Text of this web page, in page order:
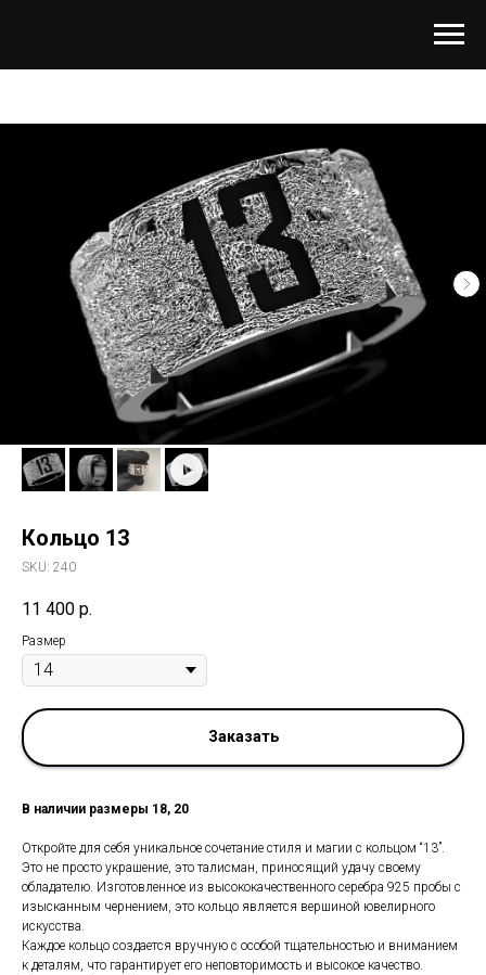
Кольцо 13
SKU: 240
11 400 р.
Размер
Заказать
В наличии размеры 18, 20
Откройте для себя уникальное сочетание стиля и магии с кольцом “13”.
Это не просто украшение, это талисман, приносящий удачу своему
обладателю. Изготовленное из высококачественного серебра 925 пробы с
изысканным чернением, это кольцо является вершиной ювелирного
искусства.
Каждое кольцо создается вручную с особой тщательностью и вниманием
к деталям, что гарантирует его неповторимость и высокое качество.